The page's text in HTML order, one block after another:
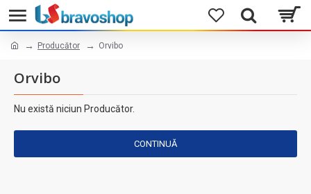
Producător Orvibo
Orvibo
Nu există niciun Producător.
CONTINUĂ